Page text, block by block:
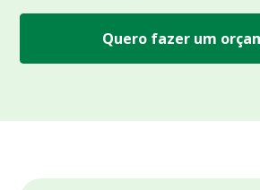
Quero fazer um